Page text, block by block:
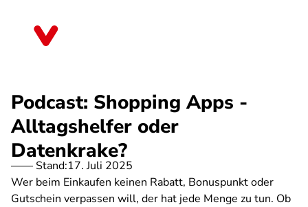
Podcast: Shopping Apps -
Alltagshelfer oder
Datenkrake?
Stand:17. Juli 2025
Wer beim Einkaufen keinen Rabatt, Bonuspunkt oder
Gutschein verpassen will, der hat jede Menge zu tun. Ob